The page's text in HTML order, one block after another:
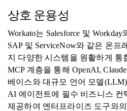
상호 운용성
Workato는 Salesforce 및
SAP 및 ServiceNow와 같은 온
지 다양한 시스템을 원활하게 통
MCP 계층을 통해 OpenAI,
베이스와 대규모 언어 모델
AI 에이전트에 필수 비즈니스 컨
제공하여 엔터프라이즈 도구와